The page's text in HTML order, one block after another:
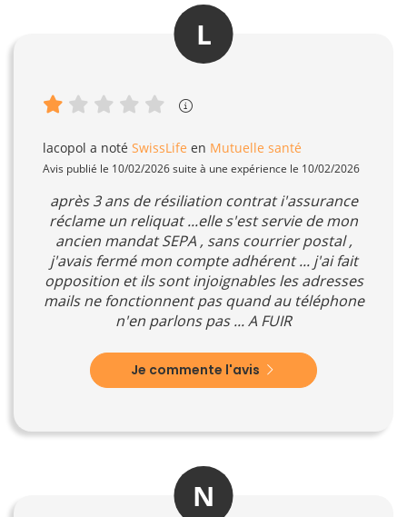
L
lacopol a noté SwissLife en Mutuelle santé
Avis publié le 10/02/2026 suite à une expérience le 10/02/2026
après 3 ans de résiliation contrat i'assurance
réclame un reliquat ...elle s'est servie de mon
ancien mandat SEPA , sans courrier postal ,
j'avais fermé mon compte adhérent ... j'ai fait
opposition et ils sont injoignables les adresses
mails ne fonctionnent pas quand au téléphone
n'en parlons pas ... A FUIR
Je commente l'avis
N